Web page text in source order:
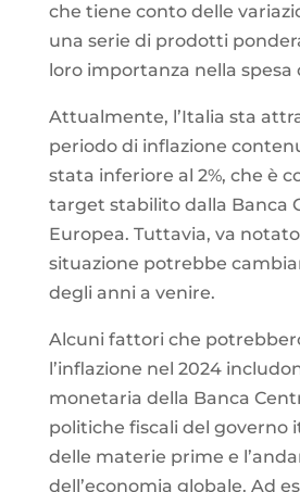
che tiene conto delle
una serie di prodotti
loro importanza nella spesa
Attualmente, l’Italia sta
periodo di inflazione
stata inferiore al 2%, che è
target stabilito dalla Banca
Europea. Tuttavia, va
situazione potrebbe
degli anni a venire.
Alcuni fattori che
l’inflazione nel 2024
monetaria della Banca
politiche fiscali del governo
delle materie prime e
dell’economia globale. Ad